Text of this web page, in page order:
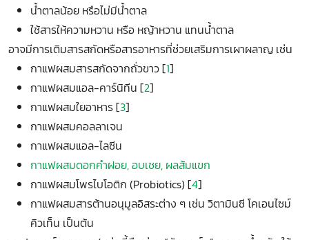
น้ำตาลน้อย หรือไม่มีน้ำตาล
ใช้สารให้ความหวาน หรือ หญ้าหวาน แทนน้ำตาล
อาจมีการเติมสารสกัดหรือสารอาหารที่ช่วยเสริมการเผาผลาญ เช่น
กาแฟผสมสารสกัดจากถั่วขาว [1]
กาแฟผสมแอล-คาร์นิทีน [2]
กาแฟผสมใยอาหาร [3]
กาแฟผสมคอลลาเจน
กาแฟผสมแอล-ไลซีน
กาแฟผสมดอกคำฝอย, อบเชย, ผลส้มแขก
กาแฟผสมโพรไบโอติก (Probiotics) [4]
กาแฟผสมสารต้านอนุมูลอิสระต่าง ๆ เช่น วิตามินซี โคเอนไซม์
คิวเท็น เป็นต้น